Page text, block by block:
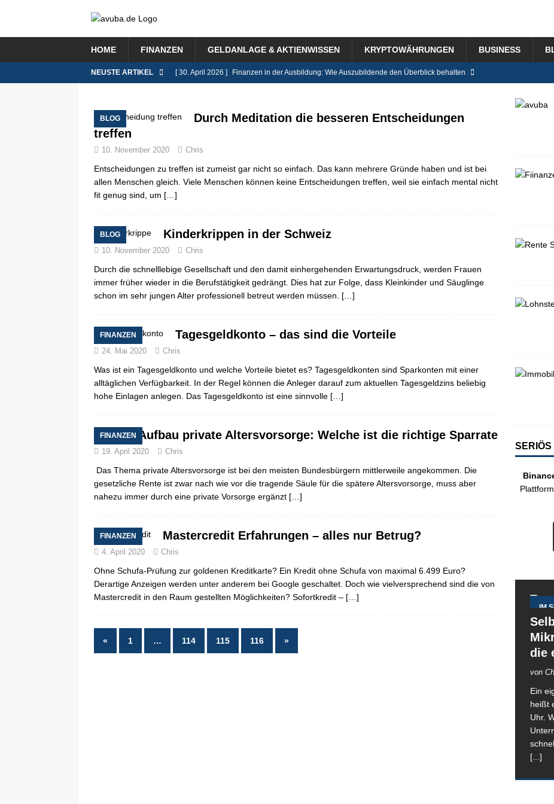
HOME FINANZEN GELDANLAGE & AKTIENWISSEN KRYPTOWÄHRUNGEN BUSINESS
NEUSTE ARTIKEL [ 30. April 2026 ] Finanzen in der Ausbildung: Wie Auszubildende den Überblick behalten
[ 9. Februar 2026 ] Das Rentensystem in der Schweiz im Detail erklärt BLOG
[ 26. November 2025 ]
BLOG
[ 8. Juli 2026 ]
BLOG
Durch Meditation die besseren Entscheidungen
treffen
10. November 2020 Chris
Entscheidungen zu treffen ist zumeist gar nicht so einfach. Das kann mehrere Gründe haben und ist bei
allen Menschen gleich. Viele Menschen können keine Entscheidungen treffen, weil sie einfach mental nicht
fit genug sind, um […]
BLOG Kinderkrippen in der Schweiz
10. November 2020 Chris
Durch die schnelllebige Gesellschaft und den damit einhergehenden Erwartungsdruck, werden Frauen
immer früher wieder in die Berufstätigkeit gedrängt. Dies hat zur Folge, dass Kleinkinder und Säuglinge
schon im sehr jungen Alter professionell betreut werden müssen. […]
FINANZEN Tagesgeldkonto – das sind die Vorteile
24. Mai 2020 Chris
Was ist ein Tagesgeldkonto und welche Vorteile bietet es? Tagesgeldkonten sind Sparkonten mit einer
alltäglichen Verfügbarkeit. In der Regel können die Anleger darauf zum aktuellen Tagesgeldzins beliebig
hohe Einlagen anlegen. Das Tagesgeldkonto ist eine sinnvolle […]
FINANZEN Aufbau private Altersvorsorge: Welche ist die richtige Sparrate
19. April 2020 Chris
Das Thema private Altersvorsorge ist bei den meisten Bundesbürgern mittlerweile angekommen. Die
gesetzliche Rente ist zwar nach wie vor die tragende Säule für die spätere Altersvorsorge, muss aber
nahezu immer durch eine private Vorsorge ergänzt […]
FINANZEN Mastercredit Erfahrungen – alles nur Betrug?
4. April 2020 Chris
Ohne Schufa-Prüfung zur goldenen Kreditkarte? Ein Kredit ohne Schufa von maximal 6.499 Euro?
Derartige Anzeigen werden unter anderem bei Google geschaltet. Doch wie vielversprechend sind die von
Mastercredit in den Raum gestellten Möglichkeiten? Sofortkredit – […]
« 1 … 114 115 116 »
IM
die
von
Ein
heißt
Uhr.
[...]